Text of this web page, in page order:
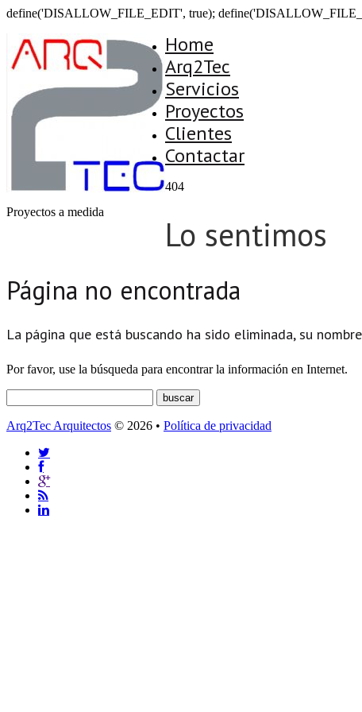
define('DISALLOW_FILE_EDIT', true);
Proyectos a medida
Home
Arq2Tec
Servicios
Proyectos
Clientes
Contactar
404
Lo sentimos
Página no encontrada
La página que está buscando ha sido eliminada, su
Por favor, use la búsqueda para encontrar la información en Internet.
Arq2Tec Arquitectos © 2026 • Política de privacidad